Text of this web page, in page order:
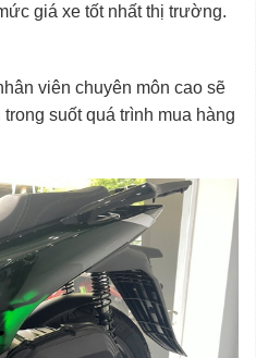
giá xe tốt nhất thị trường.
viên chuyên môn cao sẽ
suốt quá trình mua hàng